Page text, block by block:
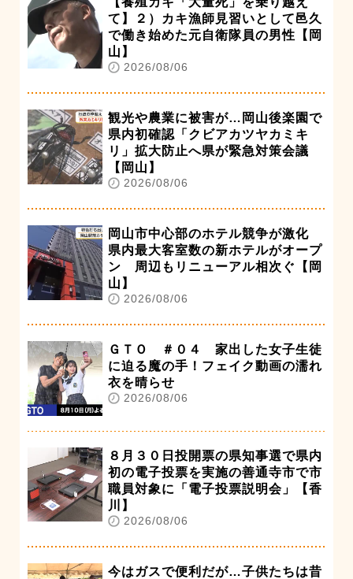
て】２）カキ漁師見習いとして邑久
で働き始めた元自衛隊員の男性【岡
山】
2026/08/06
観光や農業に被害が…岡山後楽園で
県内初確認「クビアカツヤカミキ
リ」拡大防止へ県が緊急対策会議
【岡山】
2026/08/06
岡山市中心部のホテル競争が激化
県内最大客室数の新ホテルがオープ
ン 周辺もリニューアル相次ぐ【岡
山】
2026/08/06
ＧＴＯ ＃０４ 家出した女子生徒
に迫る魔の手！フェイク動画の濡れ
衣を晴らせ
2026/08/06
８月３０日投開票の県知事選で県内
初の電子投票を実施の善通寺市で市
職員対象に「電子投票説明会」【香
川】
2026/08/06
今はガスで便利だが…子供たちは昔